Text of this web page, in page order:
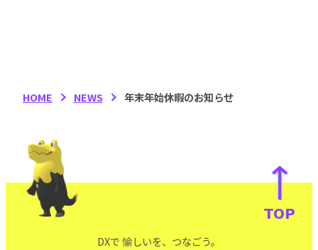
HOME NEWS 年末年始休暇のお知らせ
TOP
DXで 愉しいを、つなごう。